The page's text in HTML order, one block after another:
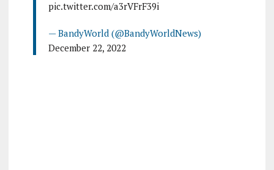
pic.twitter.com/a3rVFrF39i
— BandyWorld (@BandyWorldNews)
December 22, 2022